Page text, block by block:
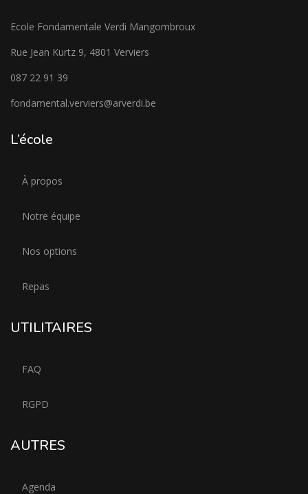
Ecole Fondamentale Verdi Mangombroux
Rue Jean Kurtz 9, 4801 Verviers
087 22 91 39
fondamental.verviers@arverdi.be
L’école
À propos
Notre équipe
Nos options
Repas
UTILITAIRES
FAQ
RGPD
AUTRES
Agenda